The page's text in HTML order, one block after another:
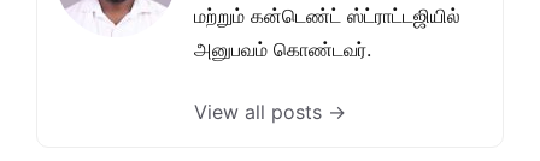
மற்றும் கன்டெண்ட் ஸ்ட்ராட்டஜியில்
அனுபவம் கொண்டவர்.
View all posts →